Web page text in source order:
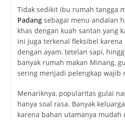
Tidak sedikit ibu rumah tangga
Padangsebagai menu andalan
khas dengan kuah santan yang
ini juga terkenal fleksibel
dengan ayam, tetelan sapi,
banyak rumah makan Minang,
sering menjadi pelengkap wajib
Menariknya, popularitas gulai
hanya soal rasa. Banyak
karena bahan utamanya